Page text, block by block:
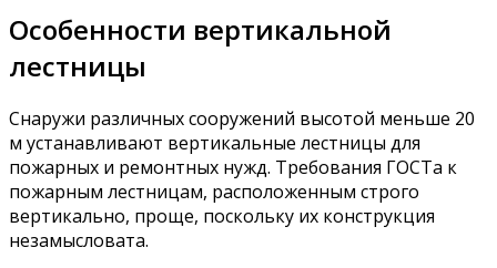
Особенности вертикальной
лестницы
Снаружи различных сооружений высотой меньше 20
м устанавливают вертикальные лестницы для
пожарных и ремонтных нужд. Требования ГОСТа к
пожарным лестницам, расположенным строго
вертикально, проще, поскольку их конструкция
незамысловата.